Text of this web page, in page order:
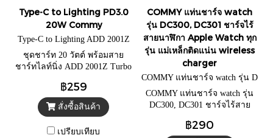
Type-C to Lighting PD3.0
20W Commy
Type-C to Lighting ADD 2001Z
ชุดชาร์ท 20 วัตต์ พร้อมสาย
ชาร์ทไลท์นิ่ง ADD 2001Z Turbo
฿259
สั่งซื้อสินค้า
เปรียบเทียบ
COMMY แท่นชาร์จ watch
รุ่น DC300, DC301 ชาร์จไร้
สายนาฬิกา Apple Watch ทุก
รุ่น แม่เหล็กติดแน่น wireless
charger
COMMY แท่นชาร์จ watch รุ่น D
C-300
COMMY แท่นชาร์จ watch รุ่น
DC300, DC301 ชาร์จไร้สาย
เหล็กติดแน่น wireless charger
฿290